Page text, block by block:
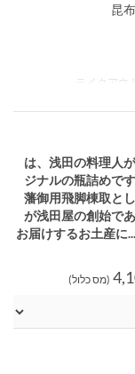
昆
「江戸三度」は、浅田
ジナルの瓶詰めで
藩御用飛脚棟取と
が浅田屋の創始で
お届けするお土産に
(מס כלול)